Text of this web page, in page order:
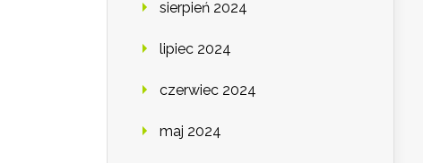
sierpień 2024
lipiec 2024
czerwiec 2024
maj 2024